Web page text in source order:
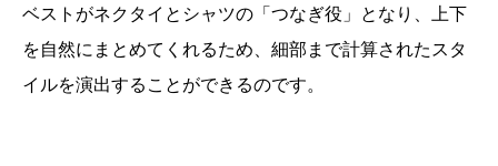
ベストがネクタイとシャツの「つなぎ役」となり、上下
を自然にまとめてくれるため、細部まで計算されたスタ
イルを演出することができるのです。